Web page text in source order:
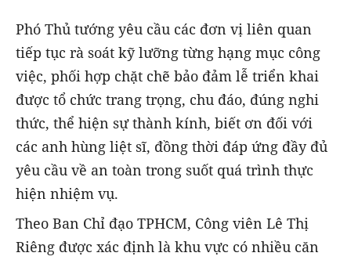
Phó Thủ tướng yêu cầu các đơn vị liên quan
tiếp tục rà soát kỹ lưỡng từng hạng mục công
việc, phối hợp chặt chẽ bảo đảm lễ triển khai
được tổ chức trang trọng, chu đáo, đúng nghi
thức, thể hiện sự thành kính, biết ơn đối với
các anh hùng liệt sĩ, đồng thời đáp ứng đầy đủ
yêu cầu về an toàn trong suốt quá trình thực
hiện nhiệm vụ.
Theo Ban Chỉ đạo TPHCM, Công viên Lê Thị
Riêng được xác định là khu vực có nhiều căn